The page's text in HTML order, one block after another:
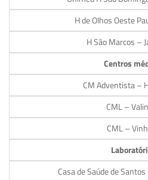
H de Olhos Oeste
H São Marcos –
Centros
CM Adventista –
CML –
CML –
Casa de Saúde de